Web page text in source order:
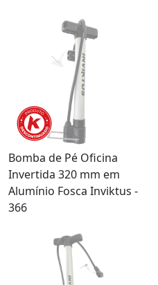
Bomba de Pé Oficina
Invertida 320 mm em
Alumínio Fosca Inviktus -
366